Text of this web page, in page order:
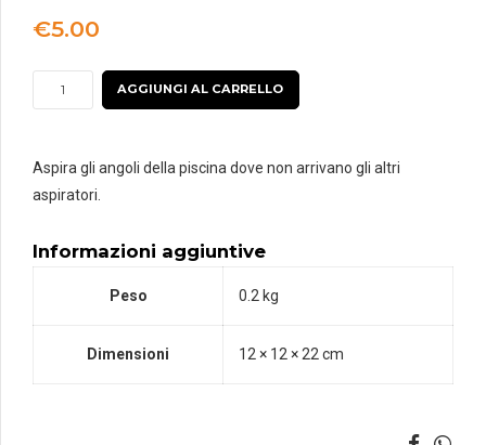
€5.00
Spazzola
ad
aspirante
quantità
AGGIUNGI AL CARRELLO
Aspira gli angoli della piscina dove non arrivano gli altri
aspiratori.
Informazioni aggiuntive
Peso 0.2 kg
Dimensioni 12 × 12 × 22 cm